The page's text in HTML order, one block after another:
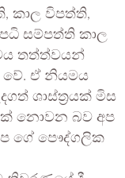
කාල විපත්ති,
සම්පත්ති කාල
තත්ත්වයන්
වේ. ඒ නියමය
ශාස්ත්‍රයක් මිස
නොවන බව අප
ගේ පෞද්ගලික